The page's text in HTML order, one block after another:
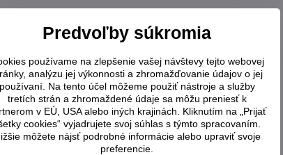
Predvoľby súkromia
používame na zlepšenie vašej návštevy tejto webovej
analýzu jej výkonnosti a zhromažďovanie údajov o jej
používaní. Na tento účel môžeme použiť nástroje a služby
tretích strán a zhromaždené údaje sa môžu preniesť k
v EÚ, USA alebo iných krajinách. Kliknutím na „Prijať
cookies“ vyjadrujete svoj súhlas s týmto spracovaním.
môžete nájsť podrobné informácie alebo upraviť svoje
preferencie.